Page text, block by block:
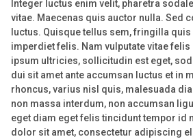
Integer luctus enim velit, pharetra
vitae. Maecenas quis auctor nulla. Sed
luctus. Quisque tellus sem, fringilla
imperdiet felis. Nam vulputate vitae felis
ipsum ultricies, sollicitudin est eget,
dui sit amet ante accumsan luctus et in
rhoncus, varius nisl quis, malesuada
non massa interdum, non accumsan
eget diam eget felis tincidunt tempor id
dolor sit amet, consectetur adipiscing